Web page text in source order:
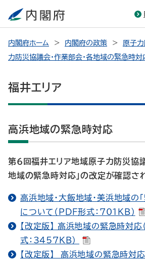
内閣府ホーム 内閣府の政策 原子
力防災協議会・作業部会・各地域の緊急時対
福井エリア
高浜地域の緊急時対応
第６回福井エリア地域原子力防災協
地域の緊急時対応」の改定が確認さ
高浜地域・大飯地域・美浜地域の
について（PDF形式：701KB）
【改定版】 高浜地域の緊急時対応
式：3457KB）
【改定版】 高浜地域の緊急時対応